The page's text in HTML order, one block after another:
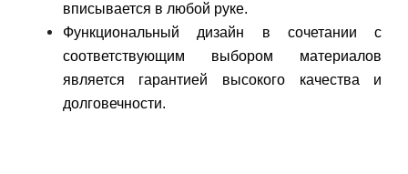
вписывается в любой руке.
Функциональный дизайн в сочетании с
соответствующим выбором материалов
является гарантией высокого качества и
долговечности.